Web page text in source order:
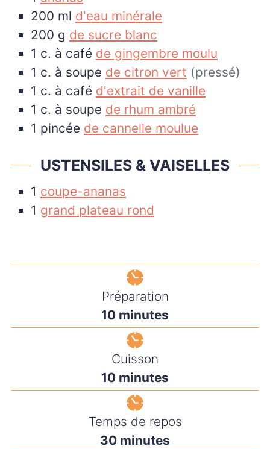
200 ml d'eau minérale
200 g de sucre blanc
1 c. à café de gingembre moulu
1 c. à soupe de citron vert (pressé)
1 c. à café d'extrait de vanille
1 c. à soupe de rhum ambré
1 pincée de cannelle moulue
USTENSILES & VAISELLES
1 coupe-ananas
1 grand plateau rond
Préparation
10minutes
minutes
Cuisson
10minutes
minutes
Temps de repos
30minutes
minutes